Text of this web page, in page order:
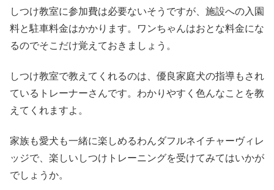
しつけ教室に参加費は必要ないそうですが、施設への入園
料と駐車料金はかかります。ワンちゃんはおとな料金にな
るのでそこだけ覚えておきましょう。
しつけ教室で教えてくれるのは、優良家庭犬の指導もされ
ているトレーナーさんです。わかりやすく色んなことを教
えてくれますよ。
家族も愛犬も一緒に楽しめるわんダフルネイチャーヴィレ
ッジで、楽しいしつけトレーニングを受けてみてはいかが
でしょうか。